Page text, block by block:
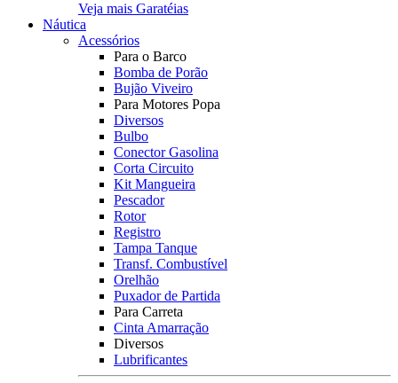
Veja mais Garatéias
Náutica
Acessórios
Para o Barco
Bomba de Porão
Bujão Viveiro
Para Motores Popa
Diversos
Bulbo
Conector Gasolina
Corta Circuito
Kit Mangueira
Pescador
Rotor
Registro
Tampa Tanque
Transf. Combustível
Orelhão
Puxador de Partida
Para Carreta
Cinta Amarração
Diversos
Lubrificantes